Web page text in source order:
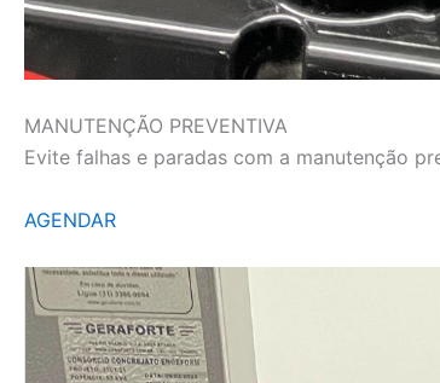
MANUTENÇÃO PREVENTIVA
Evite falhas e paradas com a manutenção
AGENDAR